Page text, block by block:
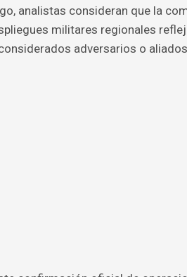
analistas consideran que la
militares regionales
adversarios o